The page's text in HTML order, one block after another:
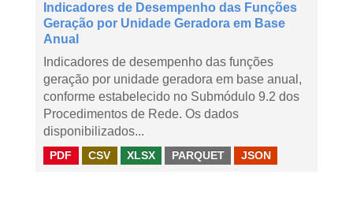
Indicadores de Desempenho das Funções
Geração por Unidade Geradora em Base
Anual
Indicadores de desempenho das funções
geração por unidade geradora em base anual,
conforme estabelecido no Submódulo 9.2 dos
Procedimentos de Rede. Os dados
disponibilizados...
PDF CSV XLSX PARQUET JSON